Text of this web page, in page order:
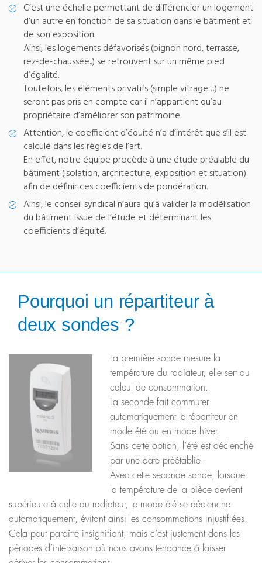
C’est une échelle permettant de différencier un logement
d’un autre en fonction de sa situation dans le bâtiment et
de son exposition.
Ainsi, les logements défavorisés (pignon nord, terrasse,
rez-de-chaussée..) se retrouvent sur un même pied
d’égalité.
Toutefois, les éléments privatifs (simple vitrage…) ne
seront pas pris en compte car il n’appartient qu’au
propriétaire d’améliorer son patrimoine.
Attention, le coefficient d’équité n’a d’intérêt que s’il est
calculé dans les règles de l’art.
En effet, notre équipe procède à une étude préalable du
bâtiment (isolation, architecture, exposition et situation)
afin de définir ces coefficients de pondération.
Ainsi, le conseil syndical n’aura qu’à valider la modélisation
du bâtiment issue de l’étude et déterminant les
coefficients d’équité.
Pourquoi un répartiteur à
deux sondes ?
La première sonde mesure la
température du radiateur, elle sert au
calcul de consommation.
La seconde fait commuter
automatiquement le répartiteur en
mode été ou en mode hiver.
Sans cette option, l’été est déclenché
par une date préétablie.
Avec cette seconde sonde, lorsque
la température de la pièce devient
supérieure à celle du radiateur, le mode été se déclenche
automatiquement, évitant ainsi les consommations injustifiées.
Cela peut paraître insignifiant, mais c’est justement dans les
périodes d’intersaison où nous avons tendance à laisser